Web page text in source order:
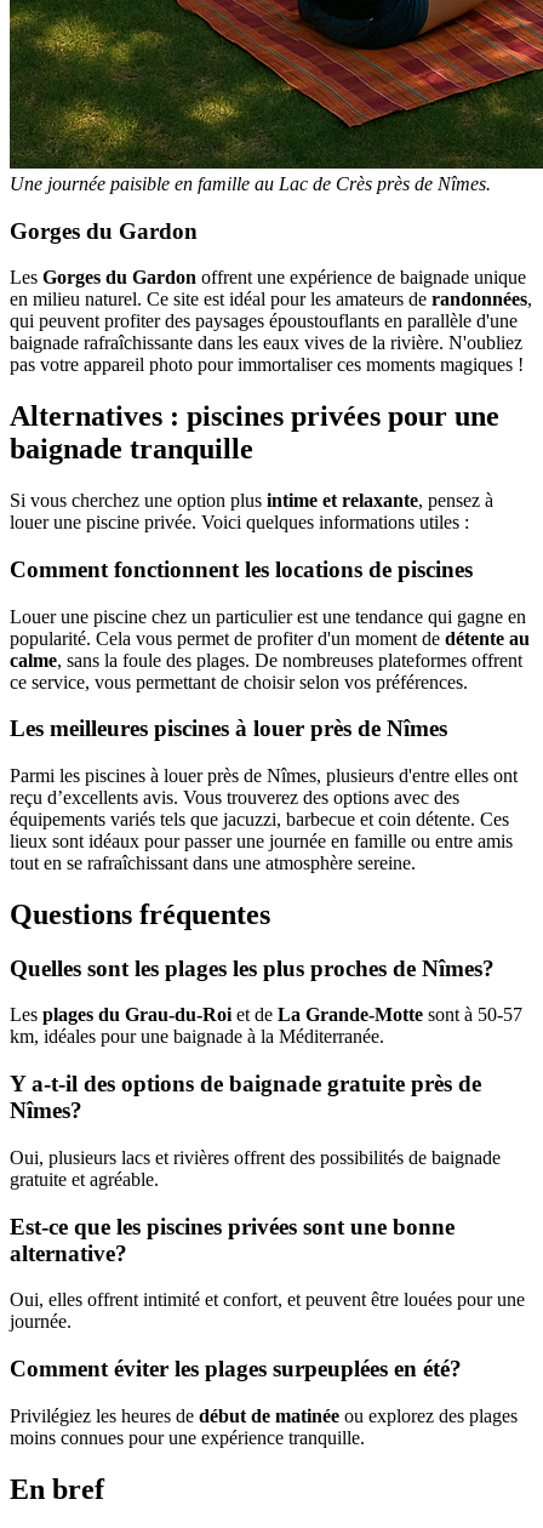
Une journée paisible en famille au Lac de Crès près de Nîmes.
Gorges du Gardon
Les Gorges du Gardon offrent une expérience de baignade unique
en milieu naturel. Ce site est idéal pour les amateurs de randonnées,
qui peuvent profiter des paysages époustouflants en parallèle d'une
baignade rafraîchissante dans les eaux vives de la rivière. N'oubliez
pas votre appareil photo pour immortaliser ces moments magiques !
Alternatives : piscines privées pour une
baignade tranquille
Si vous cherchez une option plus intime et relaxante, pensez à
louer une piscine privée. Voici quelques informations utiles :
Comment fonctionnent les locations de piscines
Louer une piscine chez un particulier est une tendance qui gagne en
popularité. Cela vous permet de profiter d'un moment de détente au
calme, sans la foule des plages. De nombreuses plateformes offrent
ce service, vous permettant de choisir selon vos préférences.
Les meilleures piscines à louer près de Nîmes
Parmi les piscines à louer près de Nîmes, plusieurs d'entre elles ont
reçu d’excellents avis. Vous trouverez des options avec des
équipements variés tels que jacuzzi, barbecue et coin détente. Ces
lieux sont idéaux pour passer une journée en famille ou entre amis
tout en se rafraîchissant dans une atmosphère sereine.
Questions fréquentes
Quelles sont les plages les plus proches de Nîmes?
Les plages du Grau-du-Roiet de La Grande-Motte sont à 50-57
km, idéales pour une baignade à la Méditerranée.
Y a-t-il des options de baignade gratuite près de
Nîmes?
Oui, plusieurs lacs et rivières offrent des possibilités de baignade
gratuite et agréable.
Est-ce que les piscines privées sont une bonne
alternative?
Oui, elles offrent intimité et confort, et peuvent être louées pour une
journée.
Comment éviter les plages surpeuplées en été?
Privilégiez les heures de début de matinée ou explorez des plages
moins connues pour une expérience tranquille.
En bref